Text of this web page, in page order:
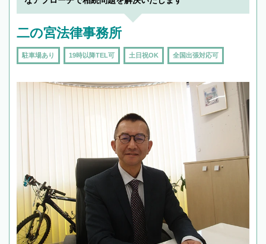
二の宮法律事務所
駐車場あり 19時以降TEL可 土日祝OK 全国出張対応可